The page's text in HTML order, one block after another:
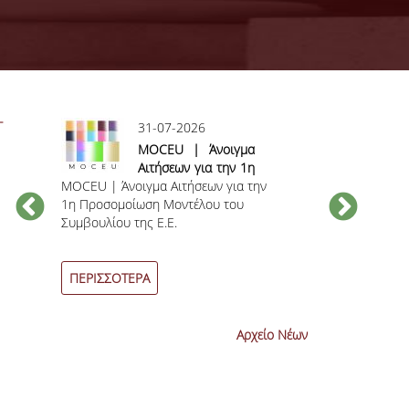
31-07-2026
MOCEU | Άνοιγμα
Αιτήσεων για την 1η
Προσομοίωση
Μοντέλου του
Συμβουλίου της Ε.Ε.
MOCEU | Άνοιγμα Αιτήσεων για την
1η Προσομοίωση Μοντέλου του
Συμβουλίου της Ε.Ε.
ΠΕΡΙΣΣΟΤΕΡΑ
βαθμολογίας
εξεταστικών
Αρχείο Νέων